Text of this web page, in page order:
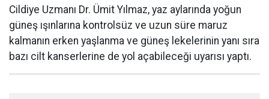
Cildiye Uzmanı Dr. Ümit Yılmaz, yaz aylarında yoğun
güneş ışınlarına kontrolsüz ve uzun süre maruz
kalmanın erken yaşlanma ve güneş lekelerinin yanı sıra
bazı cilt kanserlerine de yol açabileceği uyarısı yaptı.